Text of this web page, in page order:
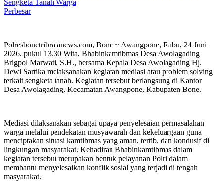
Perbesar
Polresbonetribratanews.com, Bone ~ Awangpone, Rabu, 24 Juni
2026, pukul 13.30 Wita, Bhabinkamtibmas Desa Awolagading
Brigpol Marwati, S.H., bersama Kepala Desa Awolagading Hj.
Dewi Sartika melaksanakan kegiatan mediasi atau problem solving
terkait sengketa tanah. Kegiatan tersebut berlangsung di Kantor
Desa Awolagading, Kecamatan Awangpone, Kabupaten Bone.
Mediasi dilaksanakan sebagai upaya penyelesaian permasalahan
warga melalui pendekatan musyawarah dan kekeluargaan guna
menciptakan situasi kamtibmas yang aman, tertib, dan kondusif di
lingkungan masyarakat. Kehadiran Bhabinkamtibmas dalam
kegiatan tersebut merupakan bentuk pelayanan Polri dalam
membantu menyelesaikan konflik sosial yang terjadi di tengah
masyarakat.